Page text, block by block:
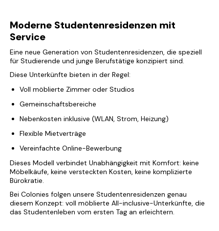
Moderne Studentenresidenzen mit
Service
Eine neue Generation von Studentenresidenzen, die speziell
für Studierende und junge Berufstätige konzipiert sind.
Diese Unterkünfte bieten in der Regel:
Voll möblierte Zimmer oder Studios
Gemeinschaftsbereiche
Nebenkosten inklusive (WLAN, Strom, Heizung)
Flexible Mietverträge
Vereinfachte Online-Bewerbung
Dieses Modell verbindet Unabhängigkeit mit Komfort: keine
Möbelkäufe, keine versteckten Kosten, keine komplizierte
Bürokratie.
Bei Colonies folgen unsere Studentenresidenzen genau
diesem Konzept: voll möblierte All-inclusive-Unterkünfte, die
das Studentenleben vom ersten Tag an erleichtern.